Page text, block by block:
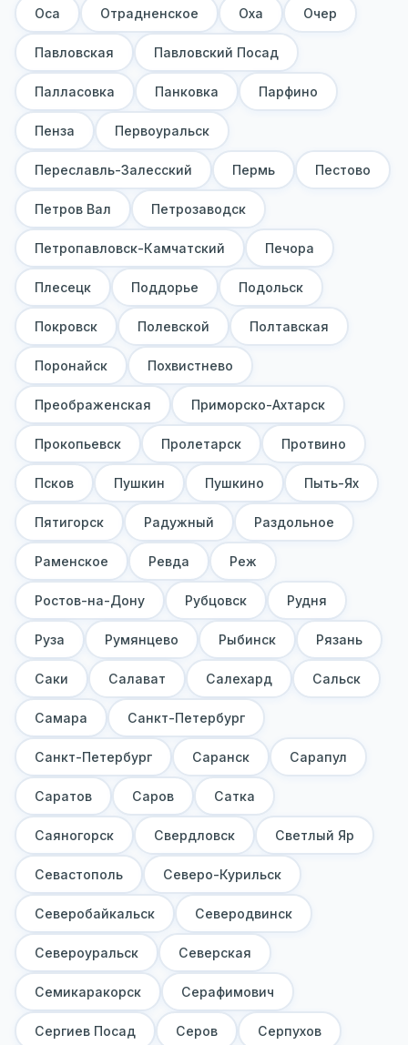
Оса Отрадненское Оха Очер
Павловская Павловский Посад
Палласовка Панковка Парфино
Пенза Первоуральск
Переславль-Залесский Пермь Пестово
Петров Вал Петрозаводск
Петропавловск-Камчатский Печора
Плесецк Поддорье Подольск
Покровск Полевской Полтавская
Поронайск Похвистнево
Преображенская Приморско-Ахтарск
Прокопьевск Пролетарск Протвино
Псков Пушкин Пушкино Пыть-Ях
Пятигорск Радужный Раздольное
Раменское Ревда Реж
Ростов-на-Дону Рубцовск Рудня
Руза Румянцево Рыбинск Рязань
Саки Салават Салехард Сальск
Самара Санкт-Петербург
Санкт-Петербург Саранск Сарапул
Саратов Саров Сатка
Саяногорск Свердловск Светлый Яр
Севастополь Северо-Курильск
Северобайкальск Северодвинск
Североуральск Северская
Семикаракорск Серафимович
Сергиев Посад Серов Серпухов